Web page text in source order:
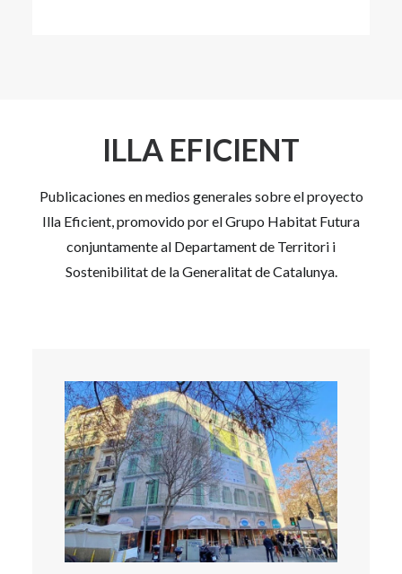
ILLA EFICIENT
Publicaciones en medios generales sobre el proyecto
Illa Eficient, promovido por el Grupo Habitat Futura
conjuntamente al Departament de Territori i
Sostenibilitat de la Generalitat de Catalunya.